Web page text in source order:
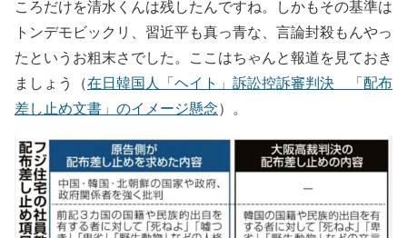
ころだけを清水くんは残したんですね。しかもその基準は
トンデモビックリ、習近平も真っ青な、言論封殺もんやっ
たというお粗末さでした。ここはちゃんと報道を見ておき
ましょう（在日韓国人「ヘイト」訴訟控訴審判決 「配布
差し止め文書」のイメージ懸念）。